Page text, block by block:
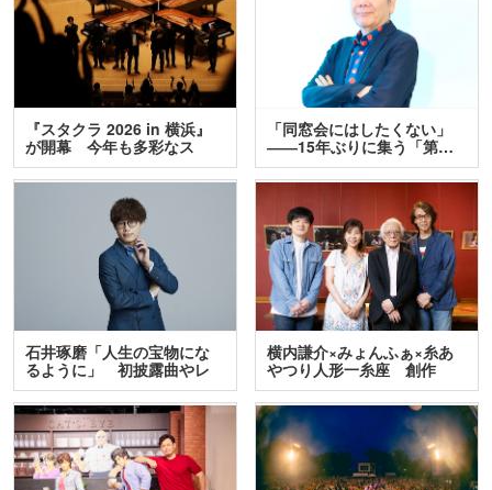
『スタクラ 2026 in 横浜』
が開幕 今年も多彩なス
テ…
「同窓会にはしたくない」
――15年ぶりに集う「第…
石井琢磨「人生の宝物にな
るように」 初披露曲やレ
ア…
横内謙介×みょんふぁ×糸あ
やつり人形一糸座 創作
人…